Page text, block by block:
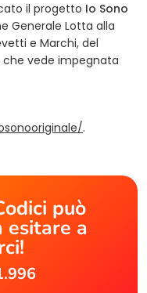
il progetto Io Sono
Generale Lotta alla
e Marchi, del
che vede impegnata
(opens in a
.
può
esitare a